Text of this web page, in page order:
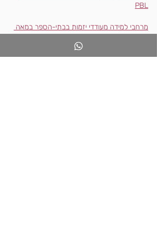
PBL
מרחבי למידה מעודדי יזמות בבתי-הספר במאה
חמישה שלבים לעיצוב מרחבי למידה התומכים